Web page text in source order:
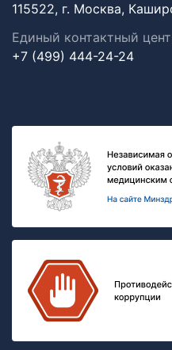
115522, г. Москва,
Единый контактный
+7 (499) 444-24-24